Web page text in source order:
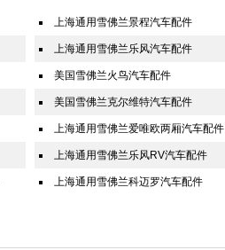
上海通用雪佛兰景程汽车配件
上海通用雪佛兰乐风汽车配件
美国雪佛兰火鸟汽车配件
美国雪佛兰克尔维特汽车配件
上海通用雪佛兰爱唯欧两厢汽车配件
上海通用雪佛兰乐风RV汽车配件
上海通用雪佛兰科迈罗汽车配件